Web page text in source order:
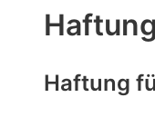
Haftung